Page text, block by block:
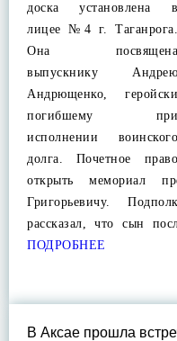
доска установлена в
лицее №4 г. Таганрога.
Она посвящена
выпускнику Андрею
Андрющенко, геройски
погибшему при
исполнении воинского
долга. Почетное право
открыть мемориал
Григорьевичу.
рассказал, что сын
ПОДРОБНЕЕ
В Аксае прошла